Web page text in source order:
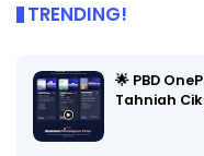
TRENDING!
🌟 PBD
Tahniah